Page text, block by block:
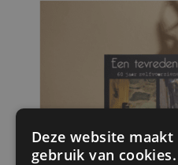
Deze website maakt
gebruik van cookies.